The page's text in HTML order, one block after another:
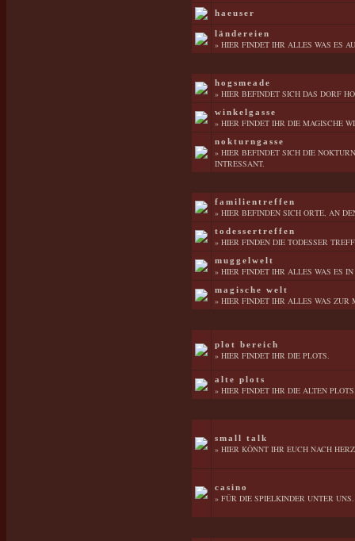
haeuser
ländereien
» HIER FINDET IHR ALLES WAS ES
hogsmeade
» HIER BEFINDET SICH DAS DORF
winkelgasse
» HIER FINDET IHR DIE MAGISCHE
nokturngasse
» HIER BEFINDET SICH DIE
INTRESSANT.
familientreffen
» HIER BEFINDEN SICH ORTE, AN
todessertreffen
» HIER FINDEN DIE TODESSER
muggelwelt
» HIER FINDET IHR ALLES WAS ES
magische welt
» HIER FINDET IHR ALLES WAS ZUR
plot bereich
» HIER FINDET IHR DIE PLOTS.
alte plots
» HIER FINDET IHR DIE ALTEN
small talk
» HIER KÖNNT IHR EUCH NACH
casino
» FÜR DIE SPIELKINDER UNTER UNS.